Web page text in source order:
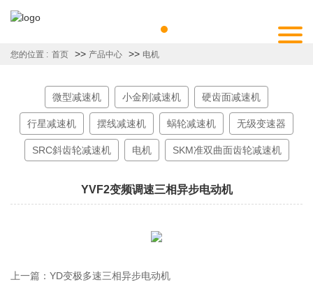
您的位置 : 首页 >> 产品中心 >> 电机
微型减速机 小金刚减速机 硬齿面减速机
行星减速机 摆线减速机 蜗轮减速机 无级变速器
SRC斜齿轮减速机 电机 SKM准双曲面齿轮减速机
YVF2变频调速三相异步电动机
上一篇： YD变极多速三相异步电动机